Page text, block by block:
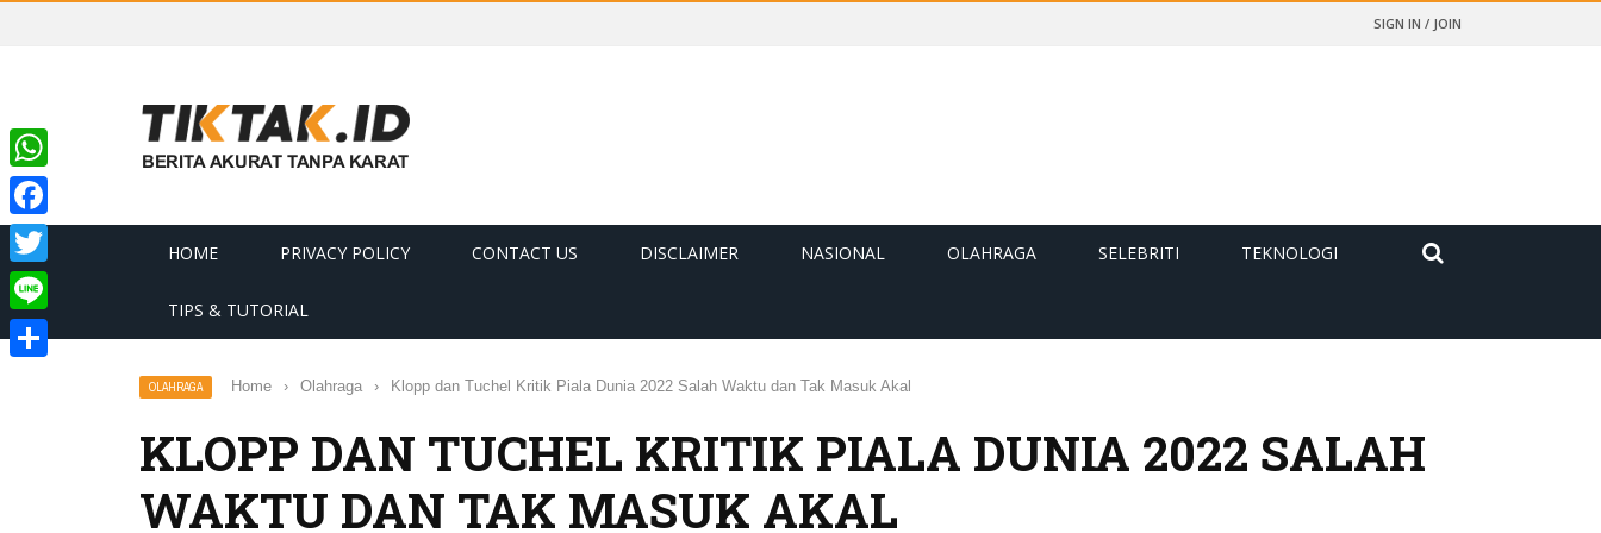
SIGN IN / JOIN
HOME PRIVACY POLICY CONTACT US DISCLAIMER NASIONAL OLAHRAGA SELEBRITI TEKNOLOGI
TIPS & TUTORIAL
OLAHRAGA Home › Olahraga › Klopp dan Tuchel Kritik Piala Dunia 2022 Salah Waktu dan Tak Masuk Akal
KLOPP DAN TUCHEL KRITIK PIALA DUNIA 2022 SALAH
WAKTU DAN TAK MASUK AKAL
WhatsApp
Facebook
Twitter
Line